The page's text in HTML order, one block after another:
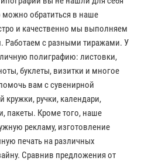
можно обратиться в наше
и качественно мы выполняем
Работаем с разными тиражами. У
полиграфию: листовки,
буклеты, визитки и многое
вам с сувенирной
кружки, ручки, календари,
пакеты. Кроме того, наше
рекламу, изготовление
печать на различных
Сравнив предложения от